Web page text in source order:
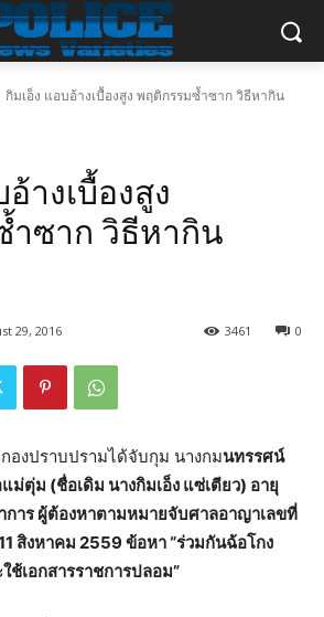
กิมเอ็ง แอบอ้างเบื้องสูง พฤติกรรมซ้ำซาก วิธีหากิน
างเบื้องสูง
ำซาก วิธีหากิน
29, 2016 0
3461
องปราบปรามได้จับกุม นางกมนทรรศน์
ตุ่ม (ชื่อเดิม นางกิมเอ็ง แซ่เตียว) อายุ
การ ผู้ต้องหาตามหมายจับศาลอาญาเลขที่
สิงหาคม 2559 ข้อหา “ร่วมกันฉ้อโกง
ช้เอกสารราชการปลอม”